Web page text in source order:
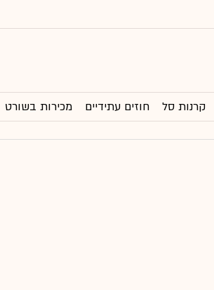
קרנות סל חוזים עתידיים מכירות בשורט